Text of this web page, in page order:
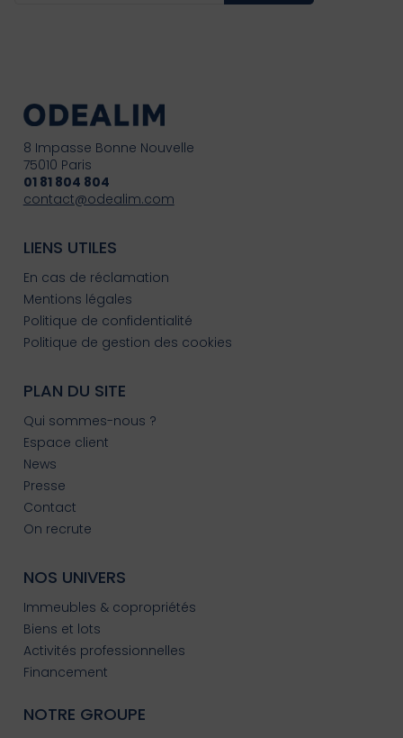
8 Impasse Bonne Nouvelle
75010 Paris
01 81 804 804
contact@odealim.com
LIENS UTILES
En cas de réclamation
Mentions légales
Politique de confidentialité
Politique de gestion des cookies
PLAN DU SITE
Qui sommes-nous ?
Espace client
News
Presse
Contact
On recrute
NOS UNIVERS
Immeubles & copropriétés
Biens et lots
Activités professionnelles
Financement
NOTRE GROUPE